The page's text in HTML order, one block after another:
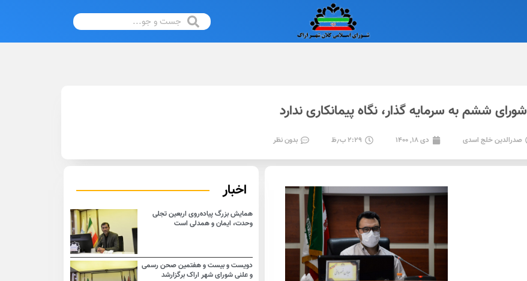
شورای ششم به سرمایه گذار، نگاه پیمانکاری ندارد
صدرالدین خلج اسدی دی ۱۸, ۱۴۰۰ ۲:۲۹ ب٫ظ بدون نظر
اخبار
همایش بزرگ پیاده‌روی اربعین تجلی
وحدت، ایمان و همدلی است
دویست و بیست و هفتمین صحن رسمی
و علنی شورای شهر اراک برگزارشد